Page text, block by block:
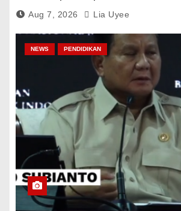
Aug 7, 2026 Lia Uyee
NEWS PENDIDIKAN